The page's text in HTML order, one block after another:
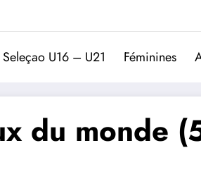
Trivela
L'actualité du football
Seleçao U16 – U21 Féminines
du monde